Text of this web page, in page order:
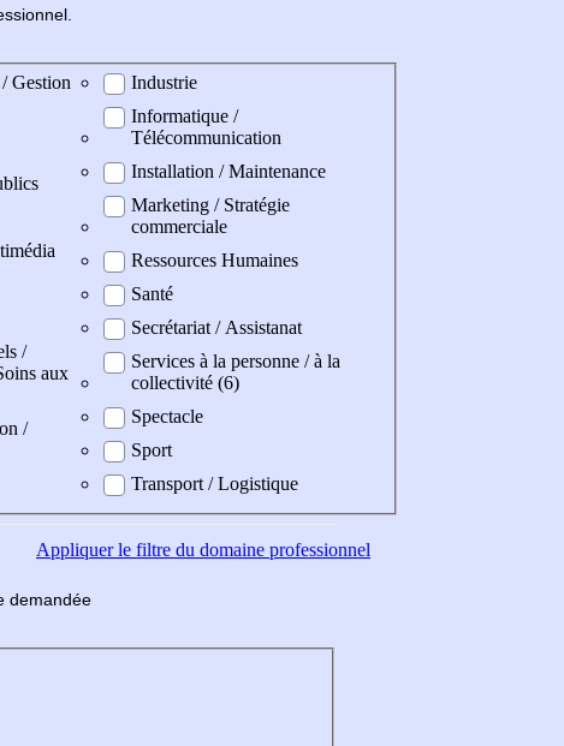
Gestion
/
aux
/
Industrie
Informatique /
Télécommunication
Installation / Maintenance
Marketing / Stratégie
commerciale
Ressources Humaines
Santé
Secrétariat / Assistanat
Services à la personne / à la
collectivité (6)
Spectacle
Sport
Transport / Logistique
Appliquerle filtre du domaine professionnel
demandée